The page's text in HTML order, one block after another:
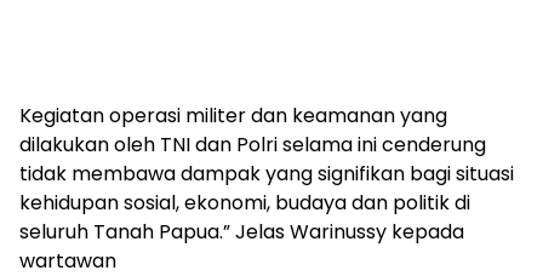
Kegiatan operasi militer dan keamanan yang
dilakukan oleh TNI dan Polri selama ini cenderung
tidak membawa dampak yang signifikan bagi situasi
kehidupan sosial, ekonomi, budaya dan politik di
seluruh Tanah Papua.” Jelas Warinussy kepada
wartawan